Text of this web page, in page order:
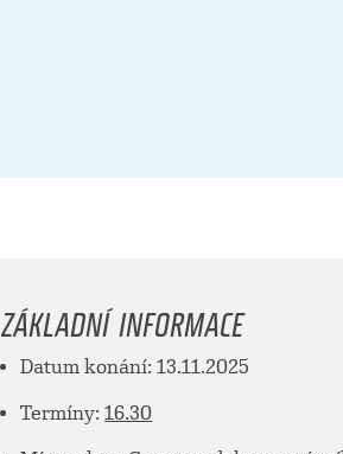
ZÁKLADNÍ INFORMACE
Datum konání: 13.11.2025
Termíny:16.30